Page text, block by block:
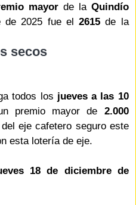
mayor de la Quindío
de 2025 fue el2615 de la
secos
todos los jueves a las 10
premio mayor de 2.000
eje cafetero seguro este
esta lotería de eje.
18 de diciembre de